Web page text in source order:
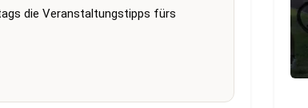
die Veranstaltungstipps fürs